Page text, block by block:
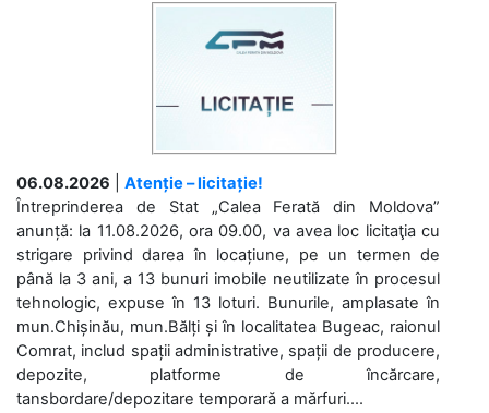
06.08.2026
Atenție – licitație!
Întreprinderea de Stat „Calea Ferată din Moldova”
anunță: la 11.08.2026, ora 09.00, va avea loc licitaţia cu
strigare privind darea în locațiune, pe un termen de
până la 3 ani, a 13 bunuri imobile neutilizate în procesul
tehnologic, expuse în 13 loturi. Bunurile, amplasate în
mun.Chișinău, mun.Bălți și în localitatea Bugeac, raionul
Comrat, includ spații administrative, spații de producere,
depozite, platforme de încărcare,
tansbordare/depozitare temporară a mărfuri....